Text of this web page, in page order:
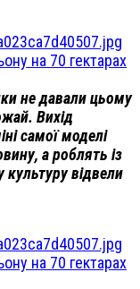
на 70 гектарах
не давали цьому
Вихід
самої моделі
а роблять із
культуру відвели
на 70 гектарах